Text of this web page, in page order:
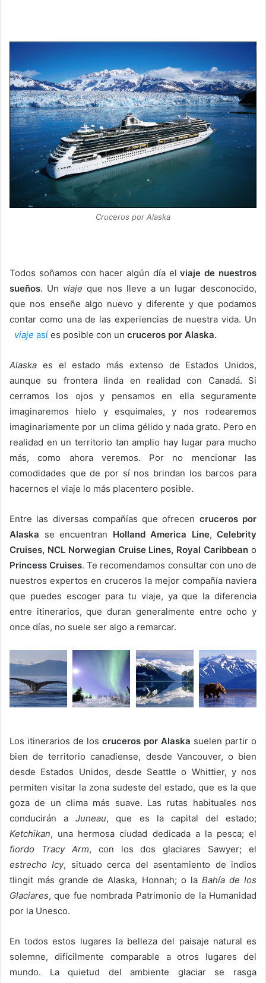
Cruceros por Alaska
Todos soñamos con hacer algún día elviaje de nuestros
sueños. Un viaje que nos lleve a un lugar desconocido,
que nos enseñe algo nuevo y diferente y que podamos
contar como una de las experiencias de nuestra vida. Un
viaje así es posible con un cruceros por Alaska.
Alaska es el estado más extenso de Estados Unidos,
aunque su frontera linda en realidad con Canadá. Si
cerramos los ojos y pensamos en ella seguramente
imaginaremos hielo y esquimales, y nos rodearemos
imaginariamente por un clima gélido y nada grato. Pero en
realidad en un territorio tan amplio hay lugar para mucho
más, como ahora veremos. Por no mencionar las
comodidades que de por sí nos brindan los barcos para
hacernos el viaje lo más placentero posible.
Entre las diversas compañías que ofrecen cruceros por
Alaska se encuentran Holland America Line, Celebrity
Cruises, NCL Norwegian Cruise Lines, Royal Caribbeano
Princess Cruises. Te recomendamos consultar con uno de
nuestros expertos en cruceros la mejor compañía naviera
que puedes escoger para tu viaje, ya que la diferencia
entre itinerarios, que duran generalmente entre ocho y
once días, no suele ser algo a remarcar.
Los itinerarios de los cruceros por Alaska suelen partir o
bien de territorio canadiense, desde Vancouver, o bien
desde Estados Unidos, desde Seattle o Whittier, y nos
permiten visitar la zona sudeste del estado, que es la que
goza de un clima más suave. Las rutas habituales nos
conducirán aJuneau, que es la capital del estado;
Ketchikan, una hermosa ciudad dedicada a la pesca; el
fiordo Tracy Arm, con los dos glaciares Sawyer; el
estrecho Icy, situado cerca del asentamiento de indios
tlingit más grande de Alaska, Honnah; o la Bahía de los
Glaciares, que fue nombrada Patrimonio de la Humanidad
por la Unesco.
En todos estos lugares la belleza del paisaje natural es
solemne, difícilmente comparable a otros lugares del
mundo. La quietud del ambiente glaciar se rasga